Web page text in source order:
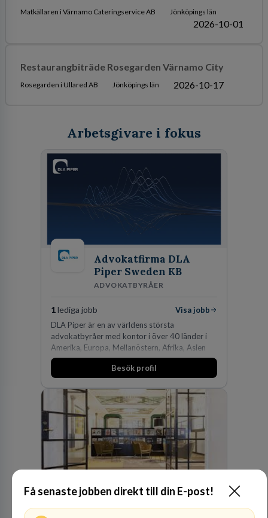
Få senaste jobben direkt till din E-post!
Matkällaren i Värnamo Cateringservice AB Jönköpings län
2026-10-01
Restaurangbiträde Rosegarden Värnamo City
Rosegarden i Ullared AB Jönköpings län 2026-10-17
Arbetsgivare i fokus
Advokatfirma DLA
Piper Sweden KB
ADVOKATBYRÅER
1lediga jobb
Visa jobb
DLA Piper är en av världens största
advokatbyråer med kontor i över 40 länder i
Amerika, Europa, Mellanöstern, Afrika, Asien
och Oceanien. Vi är specialister inom
affärsjuridikens alla områden och vi har några
fler än 450 jurister på fem kontor i Stockholm,
Köpenhamn, Århus, Oslo och Helsingfors kan vi
på DLA Piper erbjuda våra klienter en unik,
effektiv och gränsöverskridande nordisk
expertis. På vårt kontor i centrala Stockholm är
vi idag drygt 240 medarbetare.
Besök profil
Kommuninvest